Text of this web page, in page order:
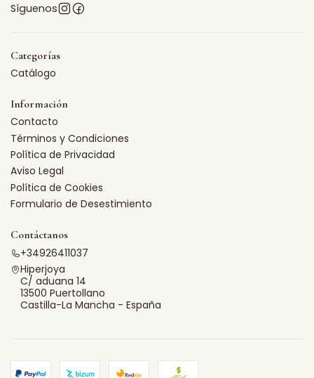
Síguenos
Categorías
Catálogo
Información
Contacto
Términos y Condiciones
Política de Privacidad
Aviso Legal
Política de Cookies
Formulario de Desestimiento
Contáctanos
+34926411037
Hiperjoya
C/ aduana 14
13500 Puertollano
Castilla-La Mancha - España